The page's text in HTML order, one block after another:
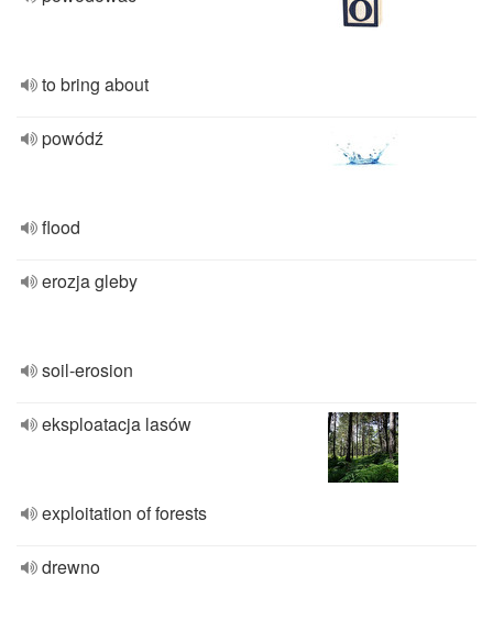
to bring about
powódź
flood
erozja gleby
soil-erosion
eksploatacja lasów
exploitation of forests
drewno